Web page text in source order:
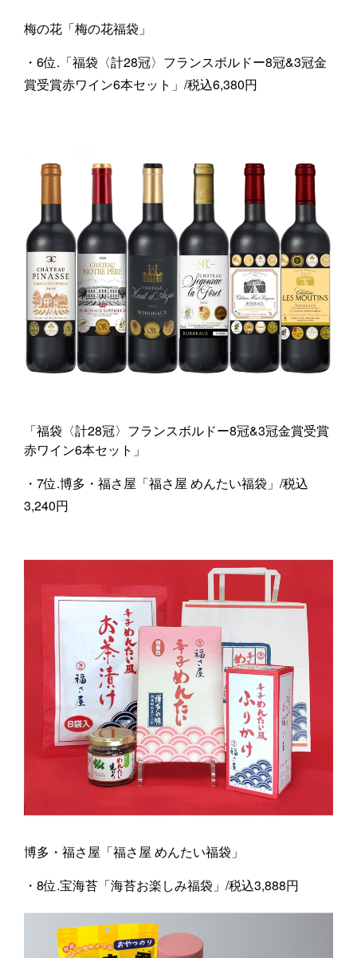
梅の花「梅の花福袋」
・6位.「福袋〈計28冠〉フランスボルドー8冠&3冠金
賞受賞赤ワイン6本セット」/税込6,380円
「福袋〈計28冠〉フランスボルドー8冠&3冠金賞受賞
赤ワイン6本セット」
・7位.博多・福さ屋「福さ屋 めんたい福袋」/税込
3,240円
博多・福さ屋「福さ屋 めんたい福袋」
・8位.宝海苔「海苔お楽しみ福袋」/税込3,888円